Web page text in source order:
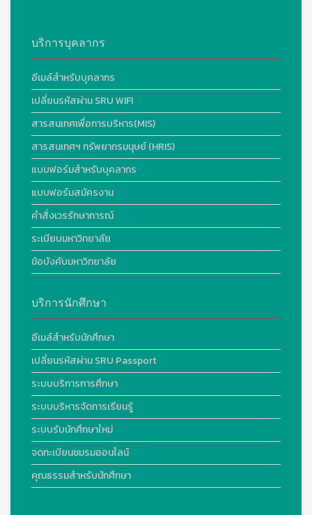
บริการบุคลากร
อีเมล์สำหรับบุคลากร
เปลี่ยนรหัสผ่าน SRU WIFI
สารสนเทศเพื่อการบริหาร(MIS)
สารสนเทศฯ ทรัพยากรมนุษย์ (HRIS)
แบบฟอร์มสำหรับบุคลากร
แบบฟอร์มสมัครงาน
คำสั่งเวรรักษาการณ์
ระเบียบมหาวิทยาลัย
ข้อบังคับมหาวิทยาลัย
บริการนักศึกษา
อีเมล์สำหรับนักศึกษา
เปลี่ยนรหัสผ่าน SRU Passport
ระบบบริการการศึกษา
ระบบบริหารจัดการเรียนรู้
ระบบรับนักศึกษาใหม่
จดทะเบียนชมรมออนไลน์
คุณธรรมสำหรับนักศึกษา